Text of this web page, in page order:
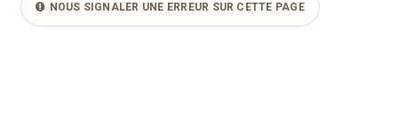
NOUS SIGNALER UNE ERREUR SUR CETTE PAGE